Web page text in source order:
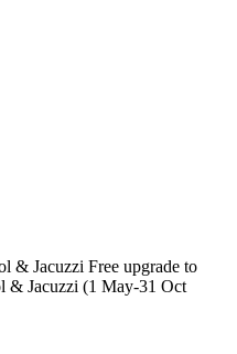
& Jacuzzi Free upgrade to
& Jacuzzi (1 May-31 Oct